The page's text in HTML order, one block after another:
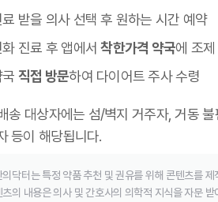
받을 의사 선택 후 원하는 시간 예약
화 진료 후 앱에서착한가격 약국에 조
직접 방문하여 다이어트 주사 수령
송 대상자에는 섬/벽지 거주자, 거동
등이 해당됩니다.
의닥터는 특정 약품 추천 및 권유를 위해 콘텐츠를 제
츠의 내용은 의사 및 간호사의 의학적 지식을 자문 받